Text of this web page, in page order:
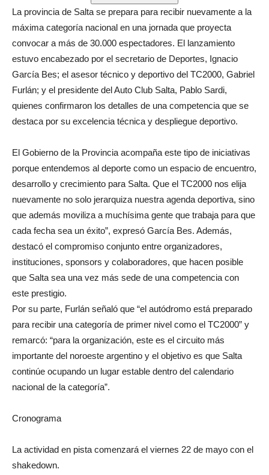
La provincia de Salta se prepara para recibir nuevamente a la
máxima categoría nacional en una jornada que proyecta
convocar a más de 30.000 espectadores. El lanzamiento
estuvo encabezado por el secretario de Deportes, Ignacio
García Bes; el asesor técnico y deportivo del TC2000, Gabriel
Furlán; y el presidente del Auto Club Salta, Pablo Sardi,
quienes confirmaron los detalles de una competencia que se
destaca por su excelencia técnica y despliegue deportivo.
El Gobierno de la Provincia acompaña este tipo de iniciativas
porque entendemos al deporte como un espacio de encuentro,
desarrollo y crecimiento para Salta. Que el TC2000 nos elija
nuevamente no solo jerarquiza nuestra agenda deportiva, sino
que además moviliza a muchísima gente que trabaja para que
cada fecha sea un éxito”, expresó García Bes. Además,
destacó el compromiso conjunto entre organizadores,
instituciones, sponsors y colaboradores, que hacen posible
que Salta sea una vez más sede de una competencia con
este prestigio.
Por su parte, Furlán señaló que “el autódromo está preparado
para recibir una categoría de primer nivel como el TC2000” y
remarcó: “para la organización, este es el circuito más
importante del noroeste argentino y el objetivo es que Salta
continúe ocupando un lugar estable dentro del calendario
nacional de la categoría”.
Cronograma
La actividad en pista comenzará el viernes 22 de mayo con el
shakedown.